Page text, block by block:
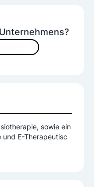
sowie ein
und E-Therapeutisc